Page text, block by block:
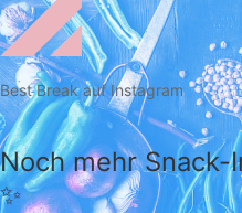
Best Break auf Instagram
Noch mehr Snack-
✨